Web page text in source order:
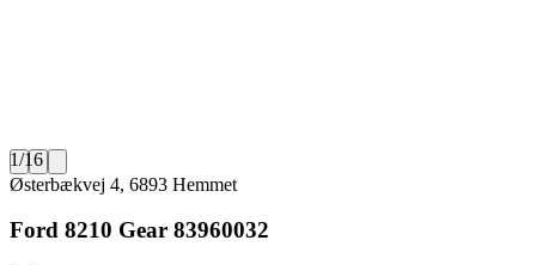
1/16
Østerbækvej 4, 6893 Hemmet
Ford 8210 Gear 83960032